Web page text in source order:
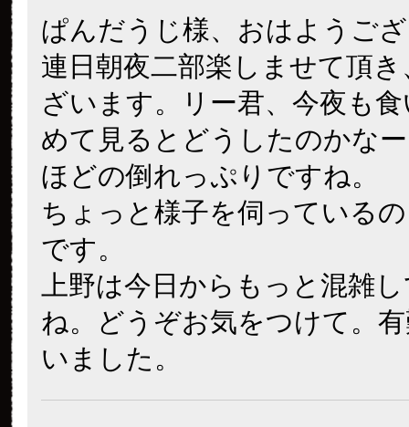
ぱんだうじ様、おはようご
連日朝夜二部楽しませて頂
ざいます。リー君、今夜も
めて見るとどうしたのかな
ほどの倒れっぷりですね。
ちょっと様子を伺っている
です。
上野は今日からもっと混雑
ね。どうぞお気をつけて。
いました。